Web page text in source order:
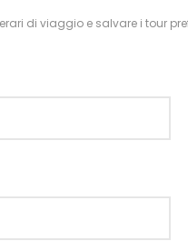
di viaggio e salvare i tour